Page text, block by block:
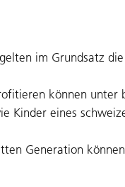
im Grundsatz
können unter
Kinder eines
Generation